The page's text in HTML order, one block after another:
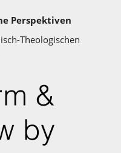
Perspektiven
Theologischen